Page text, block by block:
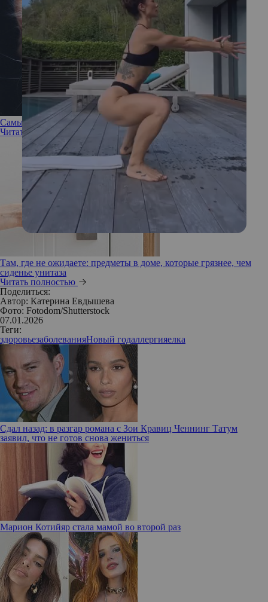
Самые опасные аллергены, о которых вы должны знать
Читать полностью
Там, где не ожидаете: предметы в доме, которые грязнее, чем
сиденье унитаза
Читать полностью
Поделиться:
Автор: Катерина Евдышева
Фото: Fotodom/Shutterstock
07.01.2026
Теги:
здоровьезаболеванияНовый годаллергияелка
Сдал назад: в разгар романа с Зои Кравиц Ченнинг Татум
заявил, что не готов снова жениться
Марион Котийяр стала мамой во второй раз